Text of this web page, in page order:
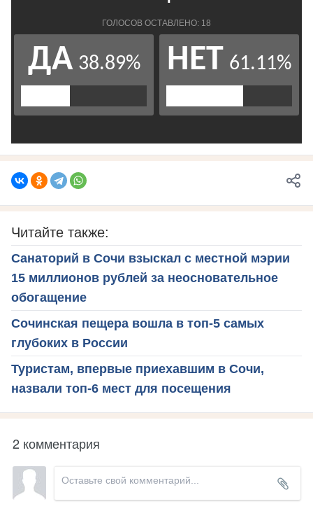
Читайте также:
Санаторий в Сочи взыскал с местной мэрии
15 миллионов рублей за неосновательное
обогащение
Сочинская пещера вошла в топ-5 самых
глубоких в России
Туристам, впервые приехавшим в Сочи,
назвали топ-6 мест для посещения
2 комментария